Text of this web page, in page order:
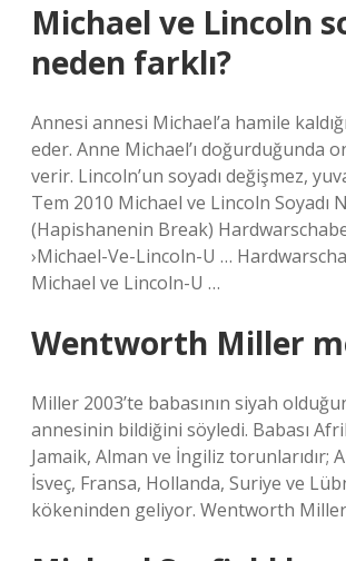
Michael ve Lincoln
neden farklı?
Annesi annesi Michael’a hamile
eder. Anne Michael’ı doğurduğunda
verir. Lincoln’un soyadı değişmez,
Tem 2010 Michael ve Lincoln Soyadı
(Hapishanenin Break)
›Michael-Ve-Lincoln-U …
Michael ve Lincoln-U …
Wentworth Miller
Miller 2003’te babasının siyah
annesinin bildiğini söyledi. Babası
Jamaik, Alman ve İngiliz torunlarıdır;
İsveç, Fransa, Hollanda, Suriye ve
kökeninden geliyor. Wentworth Miller